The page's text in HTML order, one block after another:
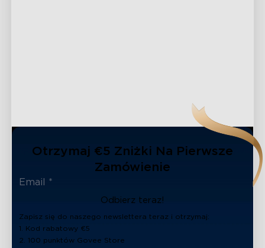
Otrzymaj €5 Zniżki Na Pierwsze
Zamówienie
Odbierz teraz!
Zapisz się do naszego newslettera teraz i otrzymaj:
1. Kod rabatowy €5
2. 100 punktów Govee Store